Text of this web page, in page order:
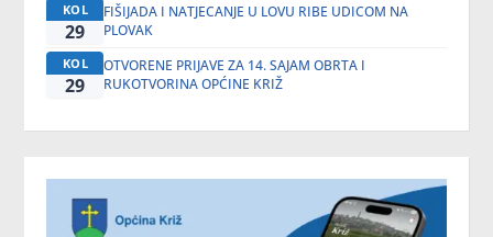
KOL
29
FIŠIJADA I NATJECANJE U LOVU RIBE UDICOM NA
PLOVAK
KOL
29
OTVORENE PRIJAVE ZA 14. SAJAM OBRTA I
RUKOTVORINA OPĆINE KRIŽ